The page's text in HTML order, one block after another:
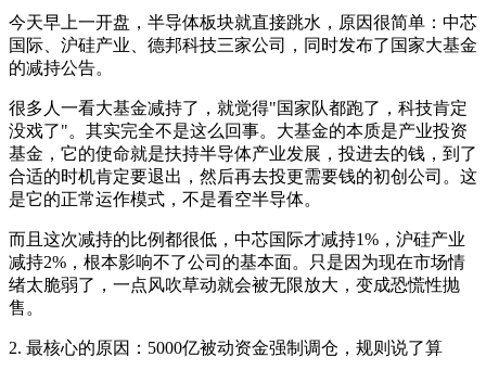
今天早上一开盘，半导体板块就直接跳水，原因很简单：中芯
国际、沪硅产业、德邦科技三家公司，同时发布了国家大基金
的减持公告。
很多人一看大基金减持了，就觉得"国家队都跑了，科技肯定
没戏了"。其实完全不是这么回事。大基金的本质是产业投资
基金，它的使命就是扶持半导体产业发展，投进去的钱，到了
合适的时机肯定要退出，然后再去投更需要钱的初创公司。这
是它的正常运作模式，不是看空半导体。
而且这次减持的比例都很低，中芯国际才减持1%，沪硅产业
减持2%，根本影响不了公司的基本面。只是因为现在市场情
绪太脆弱了，一点风吹草动就会被无限放大，变成恐慌性抛
售。
2. 最核心的原因：5000亿被动资金强制调仓，规则说了算